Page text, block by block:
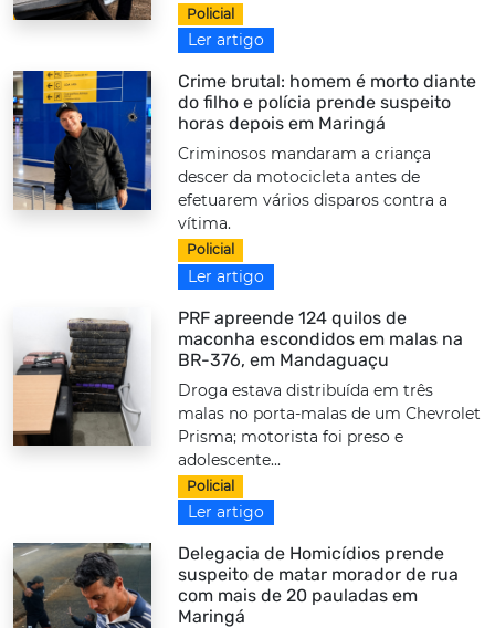
Policial
Ler artigo
Crime brutal: homem é morto diante
do filho e polícia prende suspeito
horas depois em Maringá
Criminosos mandaram a criança
descer da motocicleta antes de
efetuarem vários disparos contra a
vítima.
Policial
Ler artigo
PRF apreende 124 quilos de
maconha escondidos em malas na
BR-376, em Mandaguaçu
Droga estava distribuída em três
malas no porta-malas de um Chevrolet
Prisma; motorista foi preso e
adolescente...
Policial
Ler artigo
Delegacia de Homicídios prende
suspeito de matar morador de rua
com mais de 20 pauladas em
Maringá